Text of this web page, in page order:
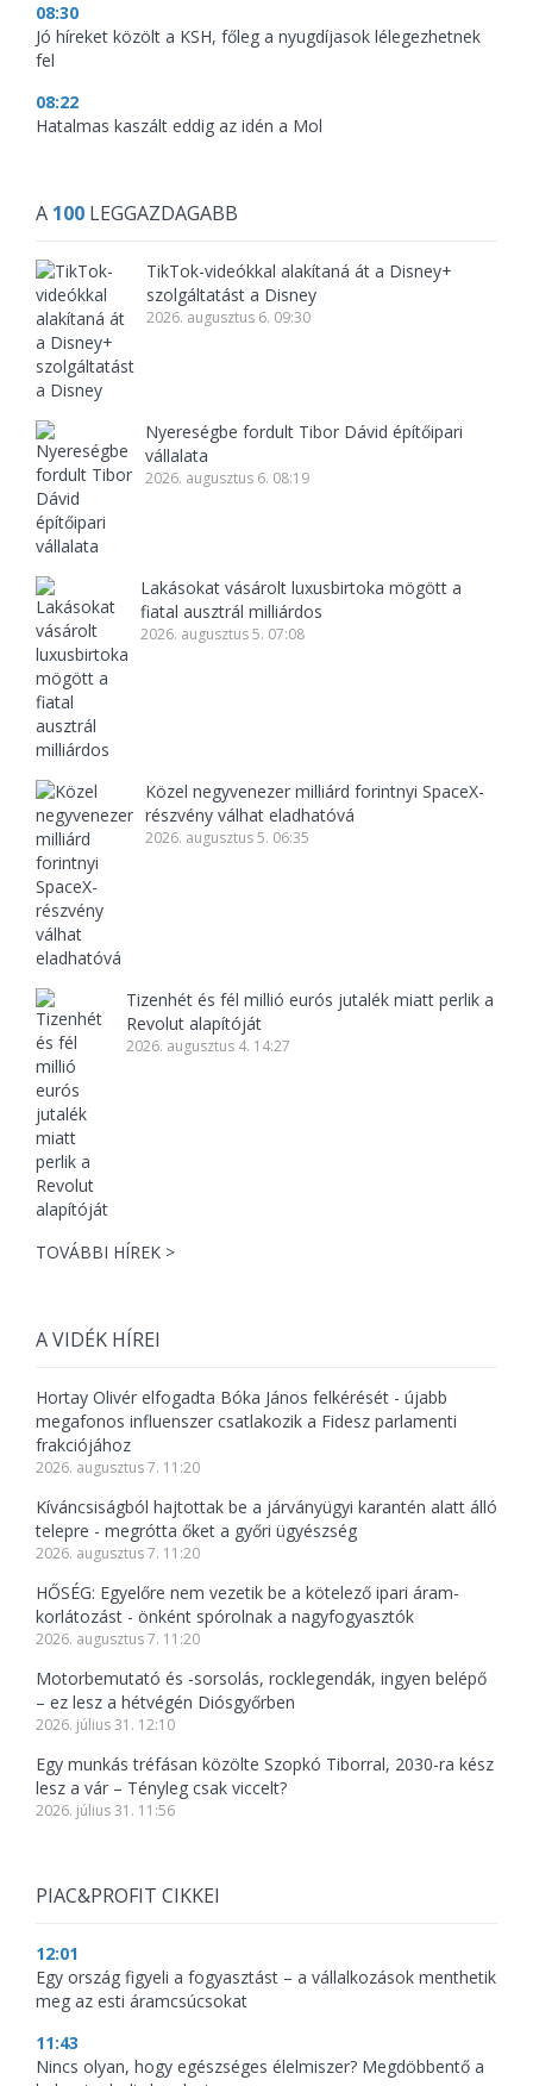
08:30
Jó híreket közölt a KSH, főleg a nyugdíjasok lélegezhetnek
fel
08:22
Hatalmas kaszált eddig az idén a Mol
A 100 LEGGAZDAGABB
TikTok-videókkal alakítaná át a Disney+
szolgáltatást a Disney
2026. augusztus 6. 09:30
Nyereségbe fordult Tibor Dávid építőipari
vállalata
2026. augusztus 6. 08:19
Lakásokat vásárolt luxusbirtoka mögött a
fiatal ausztrál milliárdos
2026. augusztus 5. 07:08
Közel negyvenezer milliárd forintnyi SpaceX-
részvény válhat eladhatóvá
2026. augusztus 5. 06:35
Tizenhét és fél millió eurós jutalék miatt perlik a
Revolut alapítóját
2026. augusztus 4. 14:27
TOVÁBBI HÍREK >
A VIDÉK HÍREI
Hortay Olivér elfogadta Bóka János felkérését - újabb
megafonos influenszer csatlakozik a Fidesz parlamenti
frakciójához
2026. augusztus 7. 11:20
Kíváncsiságból hajtottak be a járványügyi karantén alatt álló
telepre - megrótta őket a győri ügyészség
2026. augusztus 7. 11:20
HŐSÉG: Egyelőre nem vezetik be a kötelező ipari áram-
korlátozást - önként spórolnak a nagyfogyasztók
2026. augusztus 7. 11:20
Motorbemutató és -sorsolás, rocklegendák, ingyen belépő
– ez lesz a hétvégén Diósgyőrben
2026. július 31. 12:10
Egy munkás tréfásan közölte Szopkó Tiborral, 2030-ra kész
lesz a vár – Tényleg csak viccelt?
2026. július 31. 11:56
PIAC&PROFIT CIKKEI
12:01
Egy ország figyeli a fogyasztást – a vállalkozások menthetik
meg az esti áramcsúcsokat
11:43
Nincs olyan, hogy egészséges élelmiszer? Megdöbbentő a